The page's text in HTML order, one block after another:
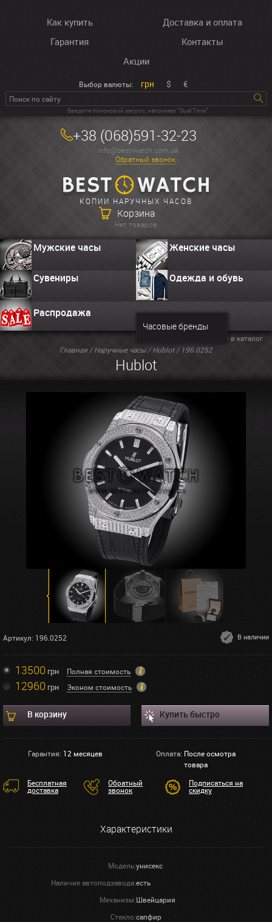
Как купить
Доставка и оплата
Гарантия
Контакты
Акции
Выбор валюты: грн $ €
Введите поисковой запрос, например “Dual Time”
+38 (068)591-32-23
info@best-watch.com.ua
Обратный звонок
КОПИИ НАРУЧНЫХ ЧАСОВ
Корзина
Нет товаров
Мужские часы Женские часы
Сувениры Одежда и обувь
Распродажа
Часовые бренды
Главная /Наручные часы/Hublot/ 196.0252
Hublot
Вернуться в каталог
Артикул: 196.0252 В наличии
13500грн Полная стоимость
12960грн Эконом стоимость
В корзину Купить быстро
Гарантия: 12 месяцев Оплата: После осмотра
товара
Бесплатная
доставка
Обратный
звонок
Подписаться на
скидку
Характеристики
Модель:унисекс
Наличие автоподзавода:есть
Механизм:Швейцария
Стекло:сапфир